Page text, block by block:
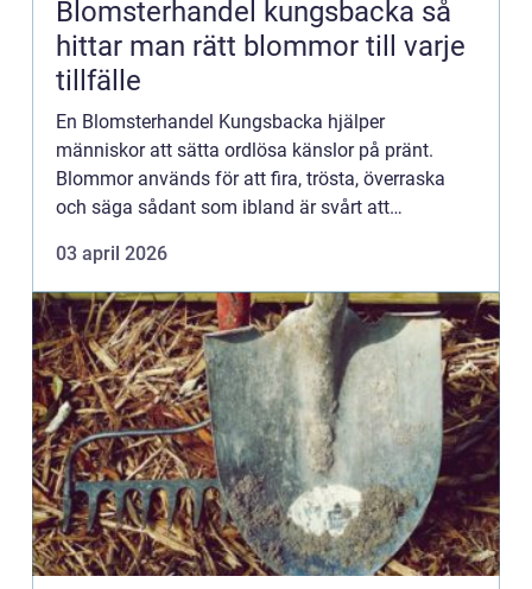
Blomsterhandel kungsbacka så
hittar man rätt blommor till varje
tillfälle
En Blomsterhandel Kungsbacka hjälper
människor att sätta ordlösa känslor på pränt.
Blommor används för att fira, trösta, överraska
och säga sådant som ibland är svårt att
snygga buketter. Den ger väglednin...
03 april 2026